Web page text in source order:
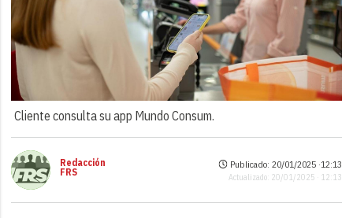
Cliente consulta su app Mundo Consum.
Redacción
FRS
Publicado: 20/01/2025 ·12:13
Actualizado: 20/01/2025 · 12:13